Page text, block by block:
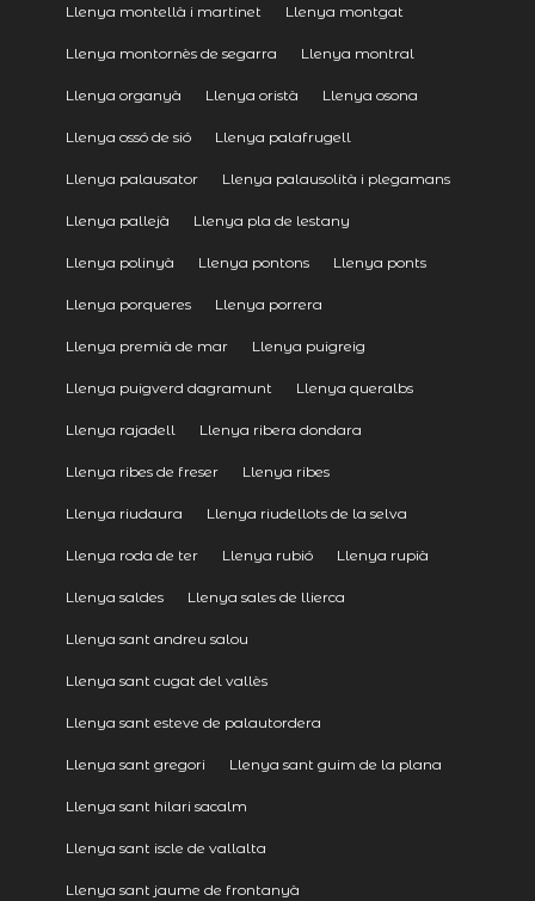
Llenya montellà i martinet Llenya montgat
Llenya montornès de segarra Llenya montral
Llenya organyà Llenya oristà Llenya osona
Llenya ossó de sió Llenya palafrugell
Llenya palausator Llenya palausolità i plegamans
Llenya pallejà Llenya pla de lestany
Llenya polinyà Llenya pontons Llenya ponts
Llenya porqueres Llenya porrera
Llenya premià de mar Llenya puigreig
Llenya puigverd dagramunt Llenya queralbs
Llenya rajadell Llenya ribera dondara
Llenya ribes de freser Llenya ribes
Llenya riudaura Llenya riudellots de la selva
Llenya roda de ter Llenya rubió Llenya rupià
Llenya saldes Llenya sales de llierca
Llenya sant andreu salou
Llenya sant cugat del vallès
Llenya sant esteve de palautordera
Llenya sant gregori Llenya sant guim de la plana
Llenya sant hilari sacalm
Llenya sant iscle de vallalta
Llenya sant jaume de frontanyà